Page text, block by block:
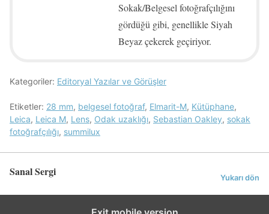
Sokak/Belgesel fotoğrafçılığını
gördüğü gibi, genellikle Siyah
Beyaz çekerek geçiriyor.
Kategoriler: Editoryal Yazılar ve Görüşler
Etiketler: 28 mm, belgesel fotoğraf, Elmarit-M, Kütüphane,
Leica, Leica M, Lens, Odak uzaklığı, Sebastian Oakley, sokak
fotoğrafçılığı, summilux
Sanal Sergi Yukarı dön